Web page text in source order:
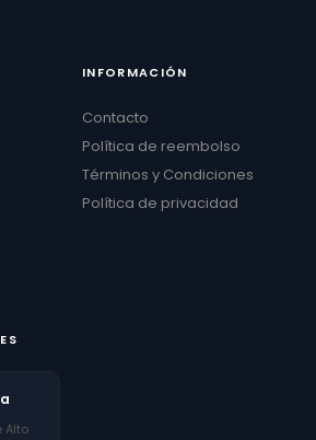
INFORMACIÓN
Contacto
Política de reembolso
Términos y Condiciones
Política de privacidad
Alto